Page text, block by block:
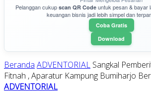
Pelanggan cukup scan QR Codeuntuk pesan & bayar
keuangan bisnis jadi lebih simpel dan
Coba Gratis
Download
Beranda ADVENTORIAL Sangkal
Fitnah , Aparatur Kampung Bumiharjo
ADVENTORIAL